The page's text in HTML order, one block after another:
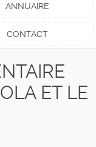
ANNUAIRE
CONTACT
ET LE